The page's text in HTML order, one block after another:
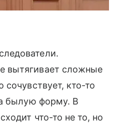
вытягивает сложные
кто-то
былую форму. В
что-то не то, но